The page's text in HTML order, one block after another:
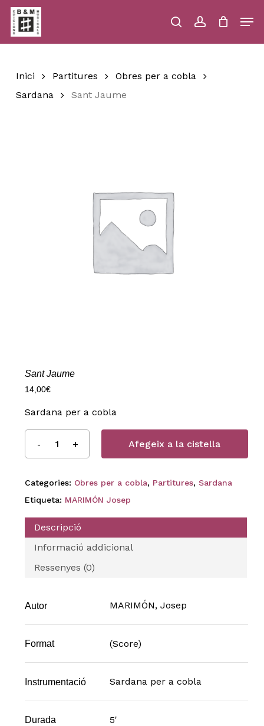
Skip
main
content
searchaccount
Close
Inici Partitures
Obres per a cobla
Sardana
Sant Jaume
Sant Jaume
14,00€
Sardana per a cobla
Afegeix a la cistella
Categories: Obres per a cobla, Partitures, Sardana
Etiqueta: MARIMÓN Josep
Descripció
Informació addicional
Ressenyes (0)
Autor MARIMÓN, Josep
Format (Score)
Instrumentació Sardana per a cobla
Durada 5'
Menu